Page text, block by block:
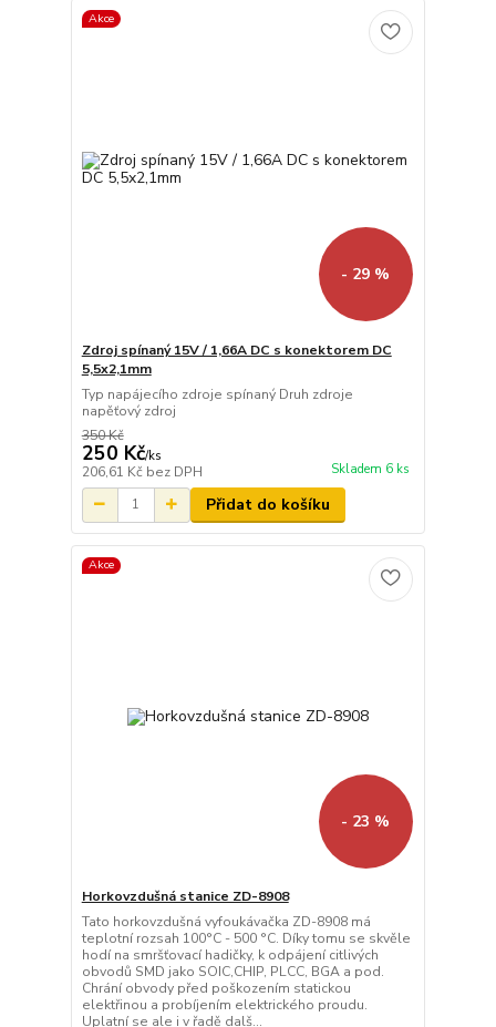
Akce
- 29 %
Zdroj spínaný 15V / 1,66A DC s konektorem DC
5,5x2,1mm
Typ napájecího zdroje spínaný Druh zdroje
napěťový zdroj
350 Kč
250 Kč/ks
206,61 Kč bez DPH Skladem 6 ks
Přidat do košíku
Akce
- 23 %
Horkovzdušná stanice ZD-8908
Tato horkovzdušná vyfoukávačka ZD-8908 má
teplotní rozsah 100°C - 500 °C. Díky tomu se skvěle
hodí na smršťovací hadičky, k odpájení citlivých
obvodů SMD jako SOIC,CHIP, PLCC, BGA a pod.
Chrání obvody před poškozením statickou
elektřinou a probíjením elektrického proudu.
Uplatní se ale i v řadě dalš...